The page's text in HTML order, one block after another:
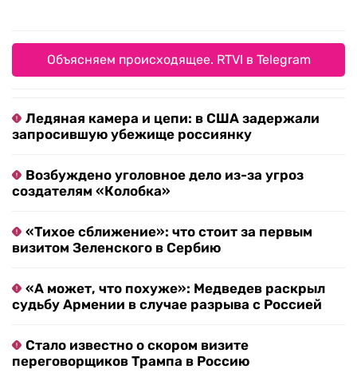
Объясняем происходящее. RTVI в Telegram
Ледяная камера и цепи: в США задержали
запросившую убежище россиянку
Возбуждено уголовное дело из-за угроз
создателям «Колобка»
«Тихое сближение»: что стоит за первым
визитом Зеленского в Сербию
«А может, что похуже»: Медведев раскрыл
судьбу Армении в случае разрыва с Россией
Стало известно о скором визите
переговорщиков Трампа в Россию